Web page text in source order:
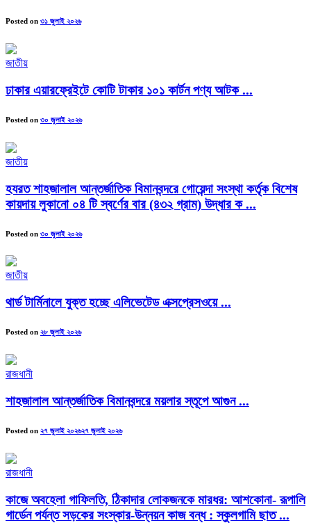
Posted on ৩১ জুলাই ২০২৬
জাতীয়
ঢাকার এয়ারফ্রেইটে কোটি টাকার ১০১ কার্টন পণ্য আটক ...
Posted on ৩০ জুলাই ২০২৬
জাতীয়
হযরত শাহজালাল আন্তর্জাতিক বিমানবন্দরে গোয়েন্দা সংস্থা কর্তৃক বিশেষ
কায়দায় লুকানো ০৪ টি স্বর্ণের বার (৪৩২ গ্রাম) উদ্ধার ক ...
Posted on ৩০ জুলাই ২০২৬
জাতীয়
থার্ড টার্মিনালে যুক্ত হচ্ছে এলিভেটেড এক্সপ্রেসওয়ে ...
Posted on ২৮ জুলাই ২০২৬
রাজধানী
শাহজালাল আন্তর্জাতিক বিমানবন্দরে ময়লার স্তূপে আগুন ...
Posted on ২৭ জুলাই ২০২৬২৭ জুলাই ২০২৬
রাজধানী
কাজে অবহেলা গাফিলতি, ঠিকাদার লোকজনকে মারধর: আশকোনা- রূপালি
গার্ডেন পর্যন্ত সড়কের সংস্কার-উন্নয়ন কাজ বন্ধ : স্কুলগামি ছাত ...